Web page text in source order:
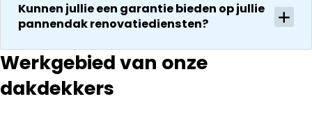
de opdracht
tot volle
Kunnen jullie een garantie bieden op jullie
pannendak renovatiediensten?
Werkgebied van onze
dakdekkers